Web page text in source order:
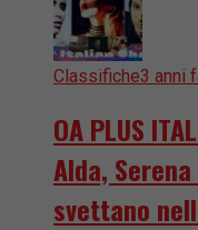
Classifiche3 anni
OA PLUS
Alda,
svettano